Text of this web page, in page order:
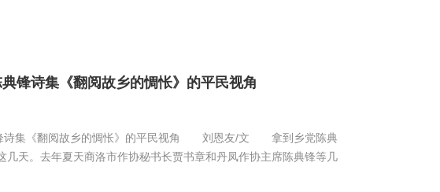
锋诗集《翻阅故乡的惆怅》的平民视角
集《翻阅故乡的惆怅》的平民视角 刘恩友/文 拿到乡党陈典
天。去年夏天商洛市作协秘书长贾书章和丹凤作协主席陈典锋等几